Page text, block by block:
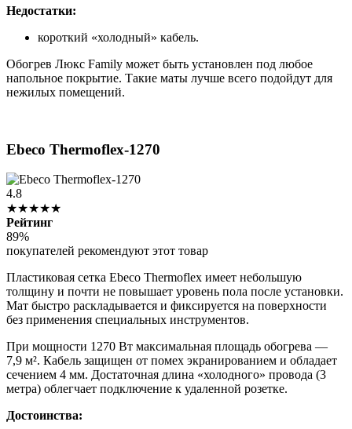
Недостатки:
короткий «холодный» кабель.
Обогрев Люкс Family может быть установлен под любое
напольное покрытие. Такие маты лучше всего подойдут для
нежилых помещений.
Ebeco Thermoflex-1270
4.8
★★★★★
Рейтинг
89%
покупателей рекомендуют этот товар
Пластиковая сетка Ebeco Thermoflex имеет небольшую
толщину и почти не повышает уровень пола после установки.
Мат быстро раскладывается и фиксируется на поверхности
без применения специальных инструментов.
При мощности 1270 Вт максимальная площадь обогрева —
7,9 м². Кабель защищен от помех экранированием и обладает
сечением 4 мм. Достаточная длина «холодного» провода (3
метра) облегчает подключение к удаленной розетке.
Достоинства: